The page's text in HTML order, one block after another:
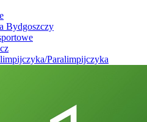
Bydgoszczy
Paralimpijczyka